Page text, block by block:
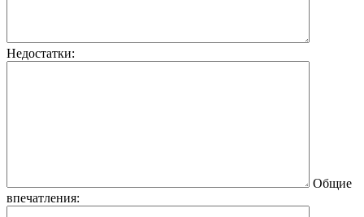
Недостатки:
Общие
впечатления: